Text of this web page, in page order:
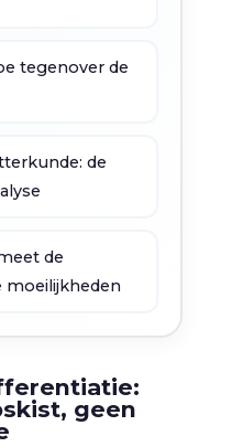
tegenover de
de
de
moeilijkheden
geen